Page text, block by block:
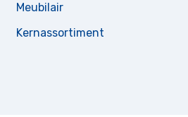
Meubilair
Kernassortiment